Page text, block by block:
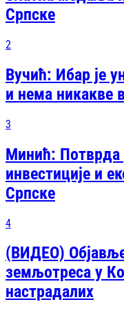
Српске
2
Вучић: Ибар је
и нема никакве
3
Минић: Потврда
инвестиције и
Српске
4
(ВИДЕО)
земљотреса у
настрадалих